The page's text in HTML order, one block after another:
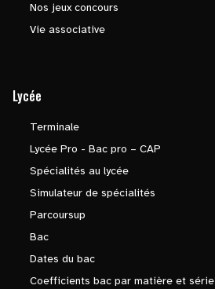
Nos jeux concours
Vie associative
Lycée
Terminale
Lycée Pro - Bac pro – CAP
Spécialités au lycée
Simulateur de spécialités
Parcoursup
Bac
Dates du bac
Coefficients bac par matière et série